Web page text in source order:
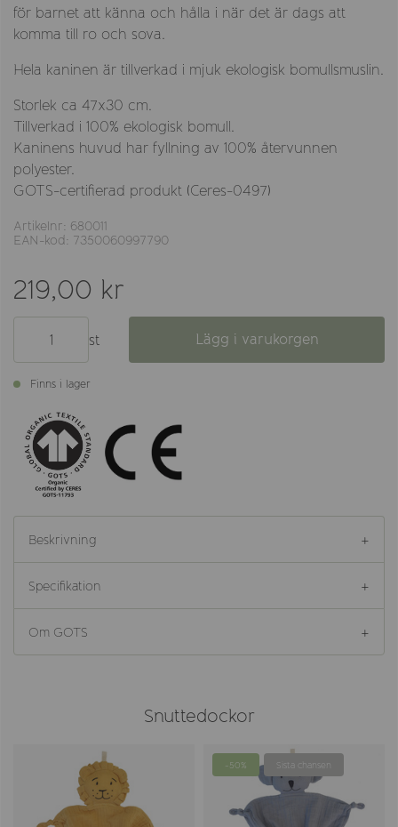
för barnet att känna och hålla i när det är dags att
komma till ro och sova.
Hela kaninen är tillverkad i mjuk ekologisk bomullsmuslin.
Storlek ca 47x30 cm.
Tillverkad i 100% ekologisk bomull.
Kaninens huvud har fyllning av 100% återvunnen
polyester.
GOTS-certifierad produkt (Ceres-0497)
Artikelnr: 680011
EAN-kod: 7350060997790
219,00 kr
st Lägg i varukorgen
Finns i lager
Beskrivning
Specifikation
Om GOTS
Snuttedockor
-50% Sista chansen